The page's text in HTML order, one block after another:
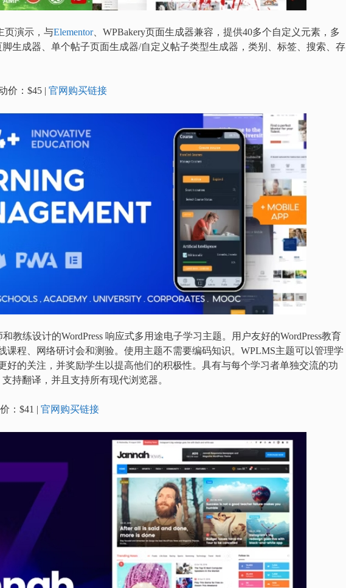
页演示，与Elementor、WPBakery页面生成器兼容，提供40多个自定义元素，多
生成器、单个帖子页面生成器/自定义帖子类型生成器，类别、标签、搜索、存
价：$45 | 官网购买链接
教练设计的WordPress 响应式多用途电子学习主题。用户友好的WordPress教育
课程、网络研讨会和测验。使用主题不需要编码知识。WPLMS主题可以管理学
好的关注，并奖励学生以提高他们的积极性。具有与每个学习者单独交流的功
持翻译，并且支持所有现代浏览器。
：$41 | 官网购买链接